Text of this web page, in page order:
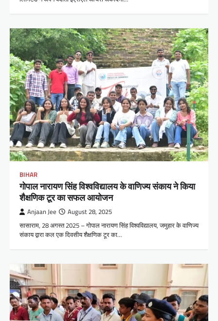
BIHAR
गोपाल नारायण सिंह विश्वविद्यालय के वाणिज्य संकाय ने किया
शैक्षणिक टूर का सफल आयोजन
Anjaan Jee August 28, 2025
सासाराम, 28 अगस्त 2025 – गोपाल नारायण सिंह विश्वविद्यालय, जमुहार के वाणिज्य
संकाय द्वारा कल एक दिवसीय शैक्षणिक टूर का…